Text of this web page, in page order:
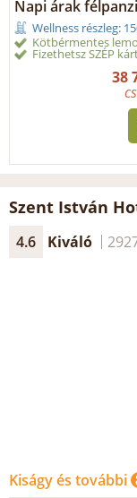
Napi árak
Wellness részleg:
Kötbérmentes
Fizethetsz SZÉP
38
Szent István
4.6 Kiváló
Kiságy és további